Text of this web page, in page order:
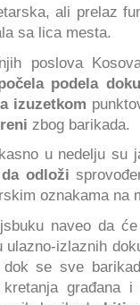
ali prelaz
sa lica mesta.
poslova
podela
izuzetkom
zbog barikada.
u nedelju su
da odloži
oznakama na
naveo da
ulazno-izlaznih
dok se sve
kretanja građana